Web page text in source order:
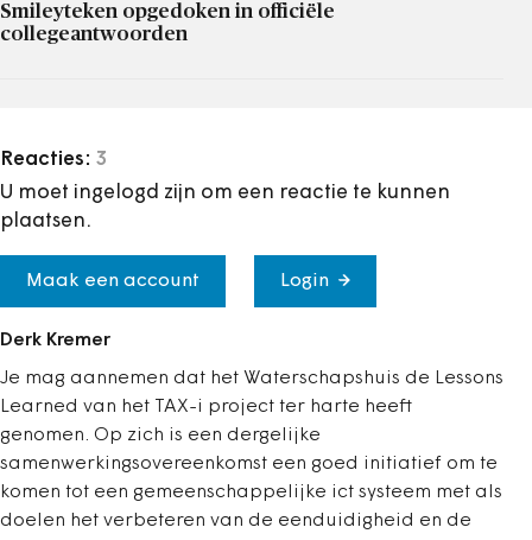
Smileyteken opgedoken in officiële
collegeantwoorden
Reacties: 3
U moet ingelogd zijn om een reactie te kunnen
plaatsen.
Maak een account Login
Derk Kremer
Je mag aannemen dat het Waterschapshuis de Lessons
Learned van het TAX-i project ter harte heeft
genomen. Op zich is een dergelijke
samenwerkingsovereenkomst een goed initiatief om te
komen tot een gemeenschappelijke ict systeem met als
doelen het verbeteren van de eenduidigheid en de